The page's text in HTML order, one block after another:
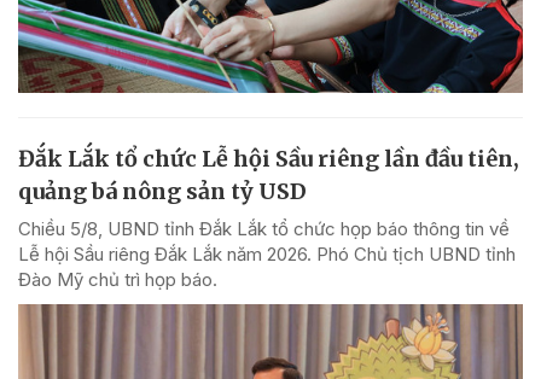
Đắk Lắk tổ chức Lễ hội Sầu riêng lần đầu tiên,
quảng bá nông sản tỷ USD
Chiều 5/8, UBND tỉnh Đắk Lắk tổ chức họp báo thông tin về
Lễ hội Sầu riêng Đắk Lắk năm 2026. Phó Chủ tịch UBND tỉnh
Đào Mỹ chủ trì họp báo.